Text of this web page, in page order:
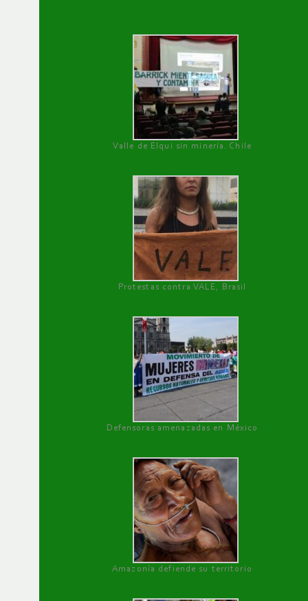
Valle de Elqui sin minería. Chile
Protestas contra VALE, Brasil
Defensoras amenazadas en México
Amazonía defiende su territorio